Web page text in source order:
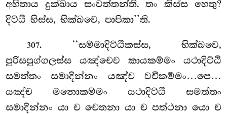
අහිතාය දුක්ඛාය සංවත්තන්ති. තං කිස්ස හෙතු?
දිට්ඨි හිස්ස, භික්ඛවෙ, පාපිකා’’ති.
307. ‘‘සම්මාදිට්ඨිකස්ස, භික්ඛවෙ,
පුරිසපුග්ගලස්ස යඤ්චෙව කායකම්මං යථාදිට්ඨි
සමත්තං සමාදින්නං යඤ්ච වචීකම්මං…පෙ…
යඤ්ච මනොකම්මං යථාදිට්ඨි සමත්තං
සමාදින්නං යා ච චෙතනා යා ච පත්ථනා යො ච